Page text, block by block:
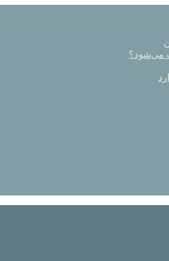
می‌شود؟